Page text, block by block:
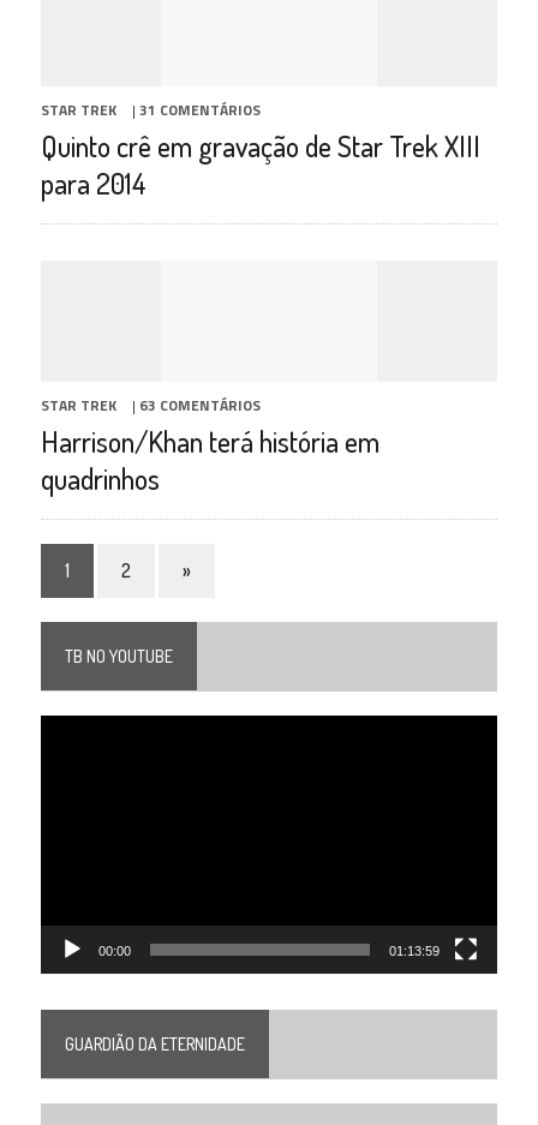
STAR TREK | 31 COMENTÁRIOS
Quinto crê em gravação de Star Trek XIII
para 2014
STAR TREK | 63 COMENTÁRIOS
Harrison/Khan terá história em
quadrinhos
1 2 »
TB NO YOUTUBE
00:00 01:13:59
GUARDIÃO DA ETERNIDADE